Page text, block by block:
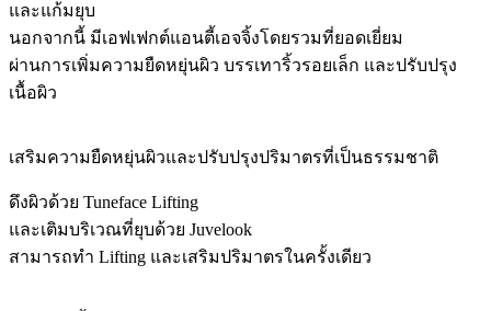
และแก้มยุบ
นอกจากนี้ มีเอฟเฟกต์แอนตี้เอจจิ้งโดยรวมที่ยอดเยี่ยม
ผ่านการเพิ่มความยืดหยุ่นผิว บรรเทาริ้วรอยเล็ก และปรับปรุง
เนื้อผิว
เสริมความยืดหยุ่นผิวและปรับปรุงปริมาตรที่เป็นธรรมชาติ
ดึงผิวด้วย Tuneface Lifting
และเติมบริเวณที่ยุบด้วย Juvelook
สามารถทำ Lifting และเสริมปริมาตรในครั้งเดียว